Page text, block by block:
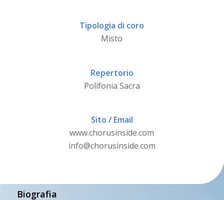
Tipologia di coro
Misto
Repertorio
Polifonia Sacra
Sito / Email
www.chorusinside.com
info@chorusinside.com
Biografia